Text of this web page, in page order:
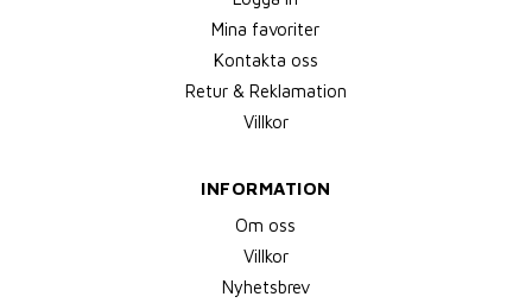
Mina favoriter
Kontakta oss
Retur & Reklamation
Villkor
INFORMATION
Om oss
Villkor
Nyhetsbrev